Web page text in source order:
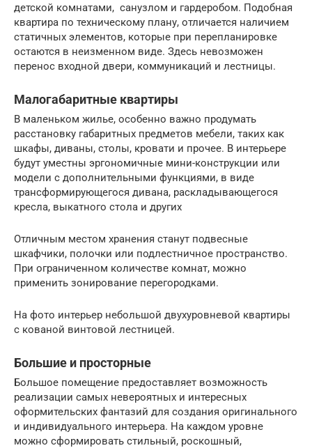
детской комнатами, санузлом и гардеробом. Подобная
квартира по техническому плану, отличается наличием
статичных элементов, которые при перепланировке
остаются в неизменном виде. Здесь невозможен
перенос входной двери, коммуникаций и лестницы.
Малогабаритные квартиры
В маленьком жилье, особенно важно продумать
расстановку габаритных предметов мебели, таких как
шкафы, диваны, столы, кровати и прочее. В интерьере
будут уместны эргономичные мини-конструкции или
модели с дополнительными функциями, в виде
трансформирующегося дивана, раскладывающегося
кресла, выкатного стола и других
Отличным местом хранения станут подвесные
шкафчики, полочки или подлестничное пространство.
При ограниченном количестве комнат, можно
применить зонирование перегородками.
На фото интерьер небольшой двухуровневой квартиры
с кованой винтовой лестницей.
Большие и просторные
Большое помещение предоставляет возможность
реализации самых невероятных и интересных
оформительских фантазий для создания оригинального
и индивидуального интерьера. На каждом уровне
можно сформировать стильный, роскошный,